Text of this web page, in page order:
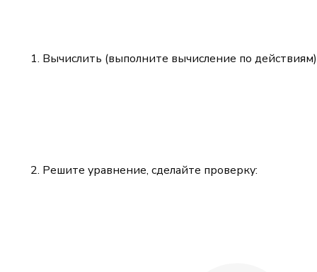
Вычислить (выполните вычисление по
Решите уравнение, сделайте проверку: